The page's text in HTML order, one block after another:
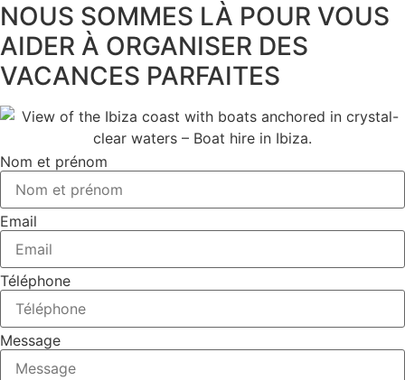
NOUS SOMMES LÀ POUR VOUS
AIDER À ORGANISER DES
VACANCES PARFAITES
Nom et prénom
Email
Téléphone
Message